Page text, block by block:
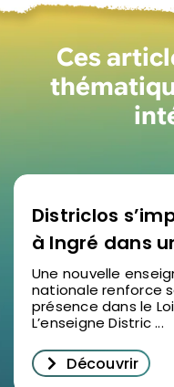
Ces
Districlos
à Ingré dans
nouveau
d’activités
Une nouvelle
nationale renforce
présence dans le
L’enseigne Distric ...
Découvrir